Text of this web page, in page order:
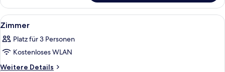
(Premium)
Alle
Fotos
für
Zimmer
anzeigen
Ein Hotelzimmer mit Bett,
9
Zimmer
Platz für 3 Personen
Kostenloses WLAN
Weitere Details
Weitere